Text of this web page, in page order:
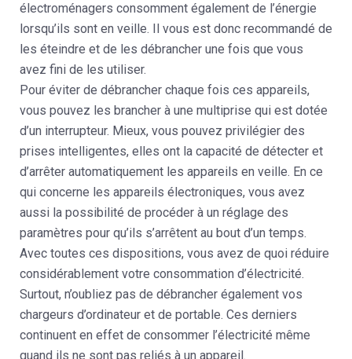
électroménagers consomment également de l’énergie
lorsqu’ils sont en veille. Il vous est donc recommandé de
les éteindre et de les débrancher une fois que vous
avez fini de les utiliser.
Pour éviter de débrancher chaque fois ces appareils,
vous pouvez les brancher à une multiprise qui est dotée
d’un interrupteur. Mieux, vous pouvez privilégier des
prises intelligentes, elles ont la capacité de détecter et
d’arrêter automatiquement les appareils en veille. En ce
qui concerne les appareils électroniques, vous avez
aussi la possibilité de procéder à un réglage des
paramètres pour qu’ils s’arrêtent au bout d’un temps.
Avec toutes ces dispositions, vous avez de quoi réduire
considérablement votre consommation d’électricité.
Surtout, n’oubliez pas de débrancher également vos
chargeurs d’ordinateur et de portable. Ces derniers
continuent en effet de consommer l’électricité même
quand ils ne sont pas reliés à un appareil.